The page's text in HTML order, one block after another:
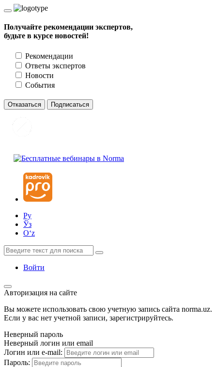
Получайте рекомендации экспертов,
будьте в курсе новостей!
Рекомендации
Ответы экспертов
Новости
События
Отказаться Подписаться
Ру
Ўз
Oʻz
Войти
Авторизация на сайте
Вы можете использовать свою учетную запись сайта norma.uz.
Если у вас нет учетной записи, зарегистрируйтесь.
Неверный пароль
Неверный логин или email
Логин или e-mail:
Пароль: